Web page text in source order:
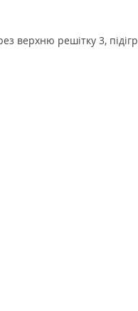
верхню решітку 3,